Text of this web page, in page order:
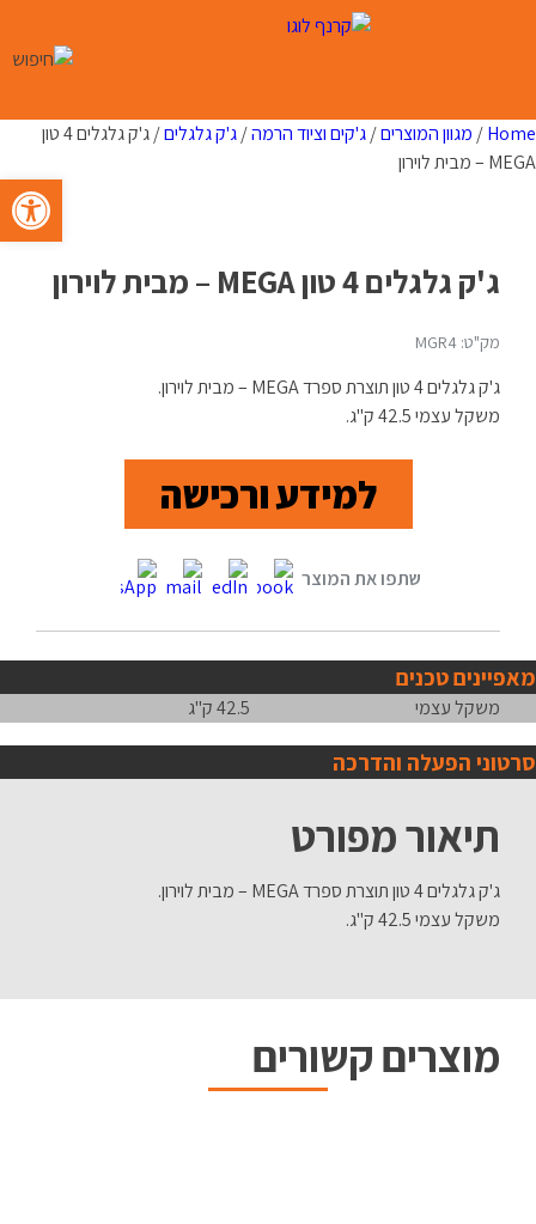
פתח
Home
/ מגוון המוצרים/ג'קים וציוד הרמה/ג'ק גלגלים
/ ג'ק גלגלים 4 טון
MEGA – מבית לוירון
ג'ק גלגלים 4 טון MEGA – מבית לוירון
מק"ט: MGR4
ג'ק גלגלים 4 טון תוצרת ספרד MEGA – מבית לוירון.
משקל עצמי 42.5 ק"ג.
למידע ורכישה
מאפיינים טכנים
משקל עצמי 42.5 ק"ג
סרטוני הפעלה והדרכה
תיאור מפורט
ג'ק גלגלים 4 טון תוצרת ספרד MEGA – מבית לוירון.
משקל עצמי 42.5 ק"ג.
מוצרים קשורים